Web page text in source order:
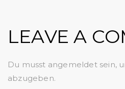
LEAVE A
Du musst angemeldetsein,
abzugeben.